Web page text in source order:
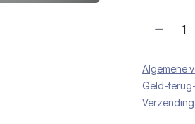
Algemene
Geld-